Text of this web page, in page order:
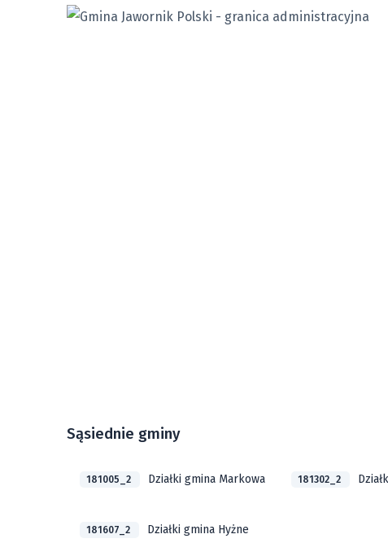
Sąsiednie gminy
181005_2 Działki gmina Markowa 181302_2
181607_2 Działki gmina Hyżne